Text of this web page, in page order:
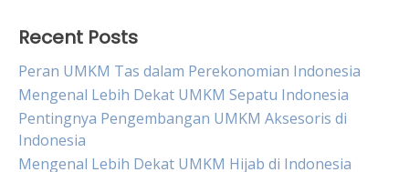
Recent Posts
Peran UMKM Tas dalam Perekonomian Indonesia
Mengenal Lebih Dekat UMKM Sepatu Indonesia
Pentingnya Pengembangan UMKM Aksesoris di
Indonesia
Mengenal Lebih Dekat UMKM Hijab di Indonesia